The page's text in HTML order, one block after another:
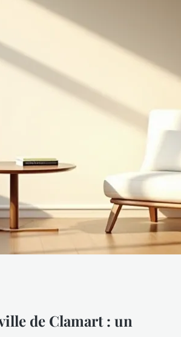
:
de Clamart : un